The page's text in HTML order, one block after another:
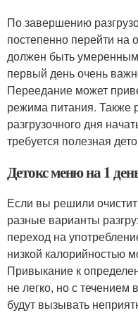
По завершению
постепенно перейти
должен быть
первый день очень
Переедание может
режима питания. Также
разгрузочного дня
требуется полезная
Детокс меню на 1
Если вы решили
разные варианты
переход на
низкой калорийностью
Привыкание к
не легко, но с
будут вызывать